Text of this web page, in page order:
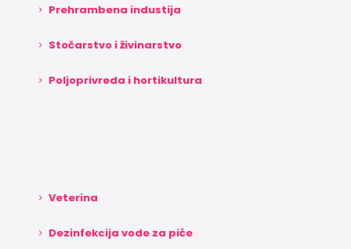
Prehrambena industija
Stočarstvo i živinarstvo
Poljoprivreda i hortikultura
Veterina
Dezinfekcija vode za piće